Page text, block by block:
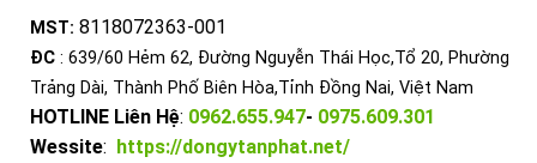
MST: 8118072363-001
ĐC : 639/60 Hẻm 62, Đường Nguyễn Thái Học,Tổ 20, Phường
Trảng Dài, Thành Phố Biên Hòa,Tỉnh Đồng Nai, Việt Nam
HOTLINE Liên Hệ: 0962.655.947- 0975.609.301
Wessite: https://dongytanphat.net/